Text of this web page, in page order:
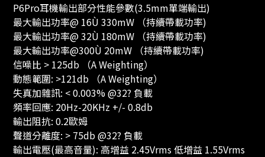
P6Pro耳機輸出部分性能參數(3.5mm單端輸出)
最大輸出功率@ 16Ù 330mW （持續帶載功率)
最大輸出功率@ 32Ù 180mW （持續帶載功率)
最大輸出功率@300Ù 20mW （持續帶載功率)
信噪比 > 125db （A Weighting）
動態範圍: >121db （A Weighting）
失真加雜訊: < 0.003% @32? 負載
頻率回應: 20Hz-20KHz +/- 0.8db
輸出阻抗: 0.2歐姆
聲道分離度: > 75db @32? 負載
輸出電壓(最高音量): 高增益 2.45Vrms 低增益 1.55Vrms